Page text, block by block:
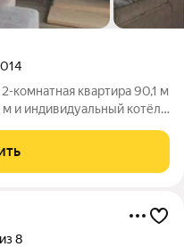
комнатная квартира 90,1 м
виды и больше света,
8